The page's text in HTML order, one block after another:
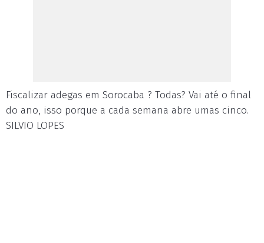
Fiscalizar adegas em Sorocaba ? Todas? Vai até o final
do ano, isso porque a cada semana abre umas cinco.
SILVIO LOPES